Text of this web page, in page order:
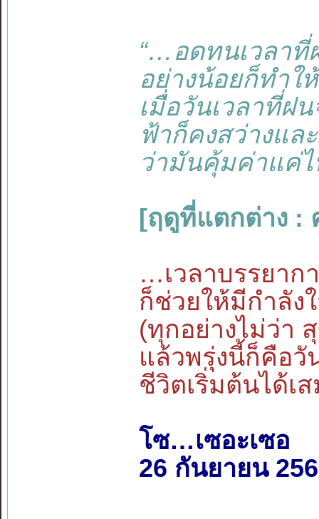
“…อดทนเวลาที่
อย่างน้อยก็ทำใ
เมื่อวันเวลาที่ฝน
ฟ้าก็คงสว่างแล
ว่ามันคุ้มค่าแค่
[ฤดูที่แตกต่าง :
…เวลาบรรยาก
ก็ช่วยให้มีกำลั
(ทุกอย่างไม่ว่า
แล้วพรุ่งนี้ก็คือ
ชีวิตเริ่มต้นได้เ
โซ…เซอะเซอ
26 กันยายน